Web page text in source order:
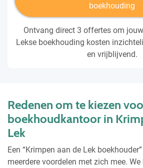
boekhouding
Ontvang direct 3 offertes om
Lekse boekhouding kosten
en vrijblijvend.
Redenen om te kiezen
boekhoudkantoor in
Lek
Een “Krimpen aan de Lek
meerdere voordelen met zich mee.